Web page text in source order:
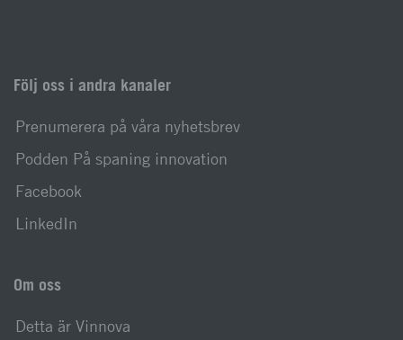
Följ oss i andra kanaler
Prenumerera på våra nyhetsbrev
Podden På spaning innovation
Facebook
LinkedIn
Om oss
Detta är Vinnova